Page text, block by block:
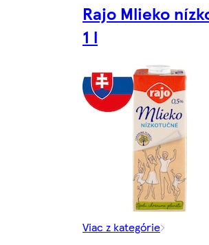
Rajo Mlieko
1 l
Viac z kategórie